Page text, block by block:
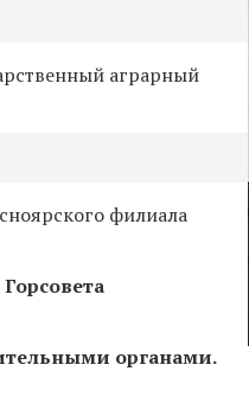
аграрный
филиала
органами.